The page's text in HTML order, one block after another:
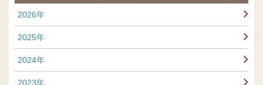
2026年
2025年
2024年
2023年